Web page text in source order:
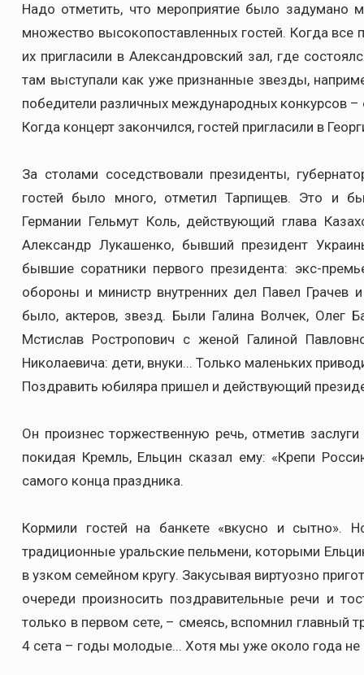
Надо отметить, что мероприятие было задумано
множество высокопоставленных гостей. Когда
их пригласили в Александровский зал, где
там выступали как уже признанные звезды,
победители различных международных конкурсов –
Когда концерт закончился, гостей пригласили в
За столами соседствовали президенты,
гостей было много, отметил Тарпищев. Это и
Германии Гельмут Коль, действующий глава
Александр Лукашенко, бывший президент
бывшие соратники первого президента: экс-
обороны и министр внутренних дел Павел Грачев
было, актеров, звезд. Были Галина Волчек, Олег
Мстислав Ростропович с женой Галиной
Николаевича: дети, внуки... Только маленьких
Поздравить юбиляра пришел и действующий
Он произнес торжественную речь, отметив
покидая Кремль, Ельцин сказал ему: «Крепи
самого конца праздника.
Кормили гостей на банкете «вкусно и
традиционные уральские пельмени, которыми
в узком семейном кругу. Закусывая виртуозно
очереди произносить поздравительные речи и
только в первом сете, – смеясь, вспомнил главный
4 сета – годы молодые... Хотя мы уже около года не